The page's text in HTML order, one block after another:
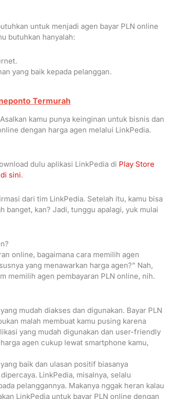
untuk menjadi agen bayar PLN online
butuhkan hanyalah:
yang baik kepada pelanggan.
Termurah
kamu punya keinginan untuk bisnis dan
dengan harga agen melalui LinkPedia.
dulu aplikasi LinkPedia di Play Store
sini.
dari tim LinkPedia. Setelah itu, kamu bisa
banget, kan? Jadi, tunggu apalagi, yuk mulai
online, bagaimana cara memilih agen
yang menawarkan harga agen?” Nah,
memilih agen pembayaran PLN online, nih.
mudah diakses dan digunakan. Bayar PLN
malah membuat kamu pusing karena
yang mudah digunakan dan user-friendly
agen cukup lewat smartphone kamu,
baik dan ulasan positif biasanya
LinkPedia, misalnya, selalu
pelanggannya. Makanya nggak heran kalau
LinkPedia untuk bayar PLN online dengan